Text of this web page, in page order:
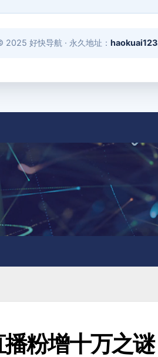
粉增十万之谜